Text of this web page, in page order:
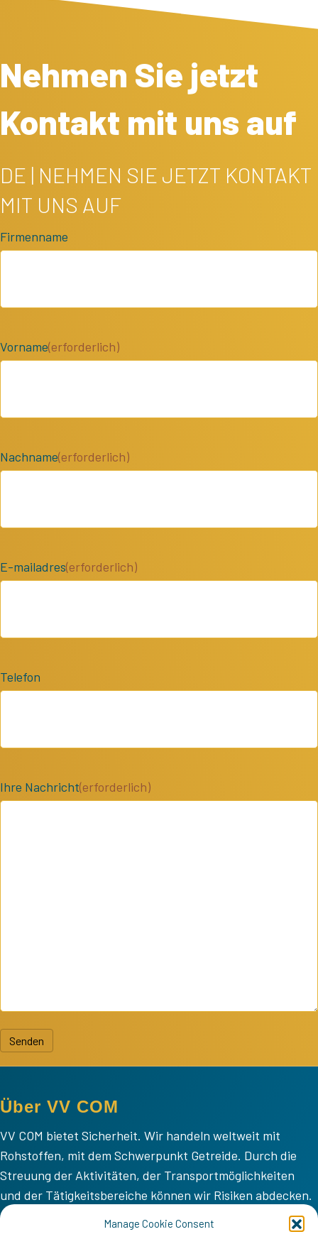
Manage Cookie Consent
Nehmen Sie jetzt
Kontakt mit uns auf
DE | NEHMEN SIE JETZT KONTAKT
MIT UNS AUF
Firmenname
Vorname(erforderlich)
Nachname(erforderlich)
E-mailadres(erforderlich)
Telefon
Ihre Nachricht(erforderlich)
Senden
Über VV COM
VV COM bietet Sicherheit. Wir handeln weltweit mit
Rohstoffen, mit dem Schwerpunkt Getreide. Durch die
Streuung der Aktivitäten, der Transportmöglichkeiten
und der Tätigkeitsbereiche können wir Risiken abdecken.
VV COM